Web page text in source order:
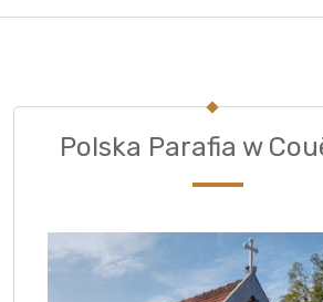
Polska Parafia w